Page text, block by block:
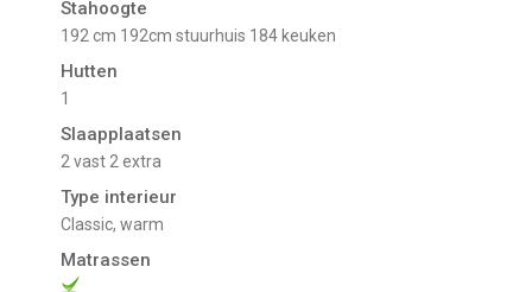
Stahoogte
192 cm 192cm stuurhuis 184 keuken
Hutten
1
Slaapplaatsen
2 vast 2 extra
Type interieur
Classic, warm
Matrassen